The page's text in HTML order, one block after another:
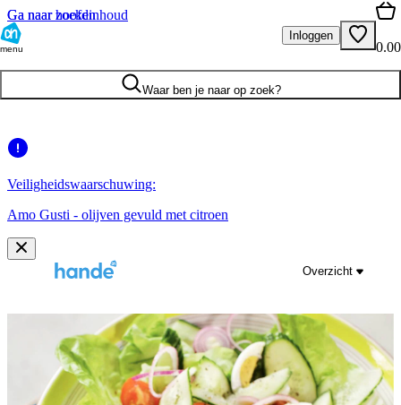
Ga naar hoofdinhoud
Ga naar zoeken
menu
Inloggen
0.00
Waar ben je naar op zoek?
Veiligheidswaarschuwing:
Amo Gusti - olijven gevuld met citroen
Overzicht